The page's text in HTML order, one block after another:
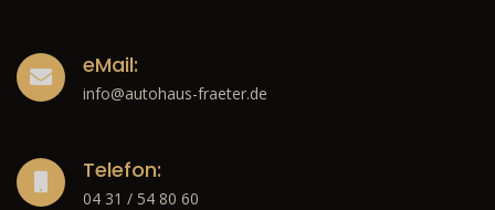
eMail:
info@autohaus-fraeter.de
Telefon:
04 31 / 54 80 60